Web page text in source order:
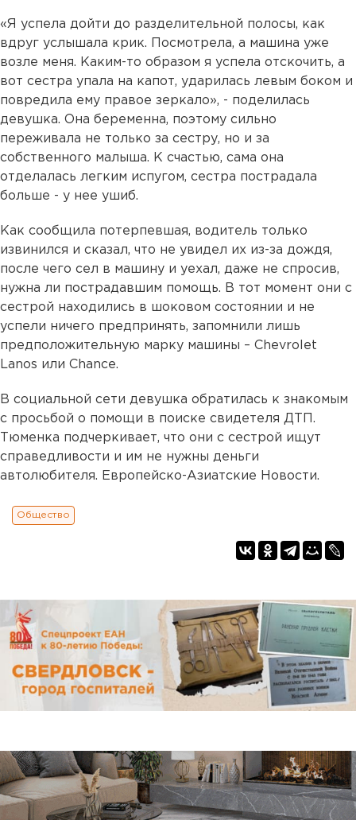
«Я успела дойти до разделительной полосы, как
вдруг услышала крик. Посмотрела, а машина уже
возле меня. Каким-то образом я успела отскочить, а
вот сестра упала на капот, ударилась левым боком и
повредила ему правое зеркало», - поделилась
девушка. Она беременна, поэтому сильно
переживала не только за сестру, но и за
собственного малыша. К счастью, сама она
отделалась легким испугом, сестра пострадала
больше - у нее ушиб.
Как сообщила потерпевшая, водитель только
извинился и сказал, что не увидел их из-за дождя,
после чего сел в машину и уехал, даже не спросив,
нужна ли пострадавшим помощь. В тот момент они с
сестрой находились в шоковом состоянии и не
успели ничего предпринять, запомнили лишь
предположительную марку машины – Chevrolet
Lanos или Chance.
В социальной сети девушка обратилась к знакомым
с просьбой о помощи в поиске свидетеля ДТП.
Тюменка подчеркивает, что они с сестрой ищут
справедливости и им не нужны деньги
автолюбителя. Европейско-Азиатские Новости.
Общество